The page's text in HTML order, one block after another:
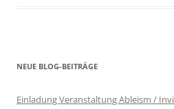
NEUE BLOG-BEITRÄGE
Einladung Veranstaltung Ableism /